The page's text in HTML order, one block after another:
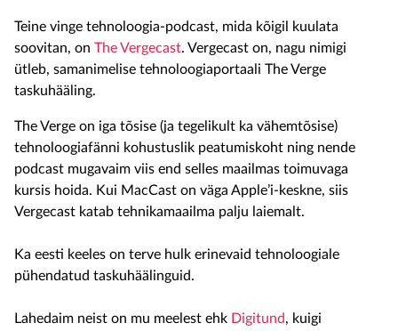
Teine vinge tehnoloogia-podcast, mida kõigil kuulata
soovitan, on The Vergecast. Vergecast on, nagu nimigi
ütleb, samanimelise tehnoloogiaportaali The Verge
taskuhääling.
The Verge on iga tõsise (ja tegelikult ka vähemtõsise)
tehnoloogiafänni kohustuslik peatumiskoht ning nende
podcast mugavaim viis end selles maailmas toimuvaga
kursis hoida. Kui MacCast on väga Apple’i-keskne, siis
Vergecast katab tehnikamaailma palju laiemalt.
Ka eesti keeles on terve hulk erinevaid tehnoloogiale
pühendatud taskuhäälinguid.
Lahedaim neist on mu meelest ehk Digitund, kuigi